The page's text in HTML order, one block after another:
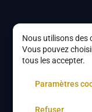
Nous utilisons des
Vous pouvez
tous les accepter.
Paramètres
Refuser